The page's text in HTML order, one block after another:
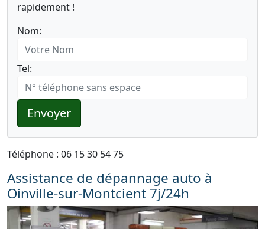
rapidement !
Nom:
Tel:
Envoyer
Téléphone : 06 15 30 54 75
Assistance de dépannage auto à
Oinville-sur-Montcient 7j/24h